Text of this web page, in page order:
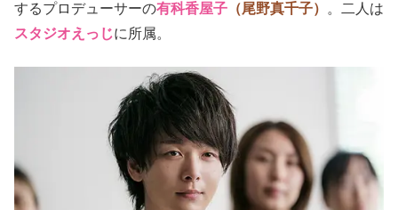
するプロデューサーの有科香屋子 （尾野真千子） 。二人は
スタジオえっじに所属。